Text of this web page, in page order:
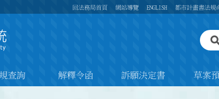
回法務局首頁 網站導覽 ENGLISH 都市計畫書法規
查詢 解釋令函 訴願決定書 草案